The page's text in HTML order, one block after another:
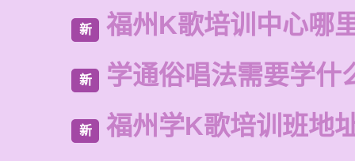
新 福州K歌培训中心哪
新 学通俗唱法需要学什
新 福州学K歌培训班地